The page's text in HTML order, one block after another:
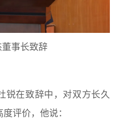
董事长致辞
锐在致辞中，对双方长久
评价，他说：